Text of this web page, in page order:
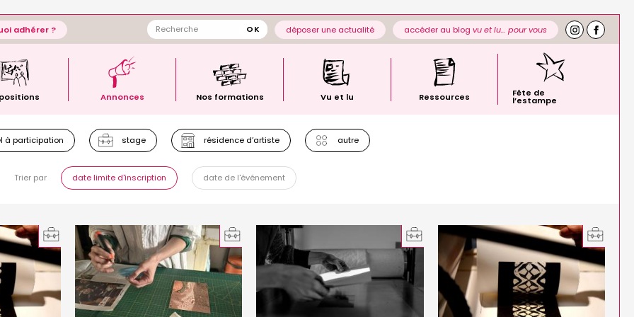
adhérer ? déposer une actualité accéder au blog vu et lu… pour vous
Annonces Nos formations Vu et lu Ressources Fête de
l’estampe
à participation stage résidence d’artiste autre
Trier par date limite d'inscription date de l'événement